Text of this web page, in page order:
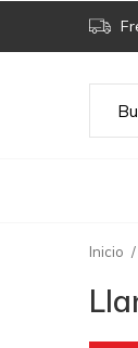
Inicio